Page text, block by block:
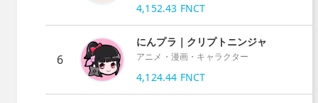
4,152.43 FNCT
6
にんプラ｜クリプトニンジャ
アニメ・漫画・キャラクター
4,124.44 FNCT